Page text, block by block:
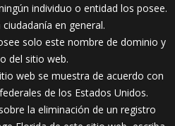
individuo o entidad los posee.
en general.
solo este nombre de dominio y
del sitio web.
web se muestra de acuerdo con
de los Estados Unidos.
la eliminación de un registro